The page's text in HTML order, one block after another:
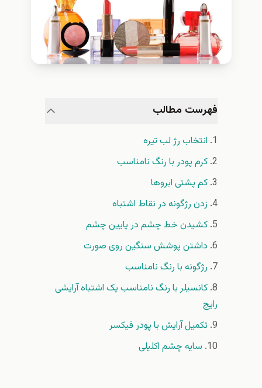
فهرست مطالب
انتخاب رژ لب تیره
کرم پودر با رنگ نامناسب
کم پشتی ابروها
زدن رژگونه در نقاط اشتباه
کشیدن خط چشم در پایین چشم
داشتن پوشش سنگین روی صورت
رژگونه با رنگ نامناسب
کانسیلر با رنگ نامناسب یک اشتباه آرایشی
رایج
تکمیل آرایش با پودر فیکسر
سایه چشم اکلیلی